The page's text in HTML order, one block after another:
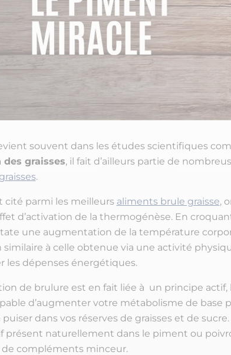
souvent dans les études scientifiques
graisses, il fait d’ailleurs partie de
.
cité parmi les meilleurs aliments brule graisse,
d’activation de la thermogénèse. En
une augmentation de la température
similaire à celle obtenue via une activité
les dépenses énergétiques.
de brulure est en fait liée à un principe actif,
d’augmenter votre métabolisme de base
dans vos réserves de graisses et de
présent naturellement dans le piment ou
de compléments minceur.